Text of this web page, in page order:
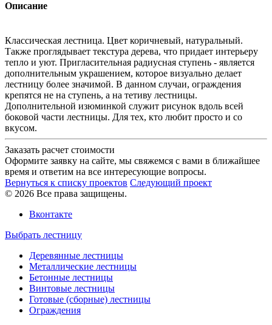
Описание
Классическая лестница. Цвет коричневый, натуральный.
Также проглядывает текстура дерева, что придает интерьеру
тепло и уют. Пригласительная радиусная ступень - является
дополнительным украшением, которое визуально делает
лестницу более значимой. В данном случаи, ограждения
крепятся не на ступень, а на тетиву лестницы.
Дополнительной изюминкой служит рисунок вдоль всей
боковой части лестницы. Для тех, кто любит просто и со
вкусом.
Заказать расчет стоимости
Оформите заявку на сайте, мы свяжемся с вами в ближайшее
время и ответим на все интересующие вопросы.
Вернуться к списку проектов Следующий проект
© 2026 Все права защищены.
Вконтакте
Выбрать лестницу
Деревянные лестницы
Металлические лестницы
Бетонные лестницы
Винтовые лестницы
Готовые (сборные) лестницы
Ограждения